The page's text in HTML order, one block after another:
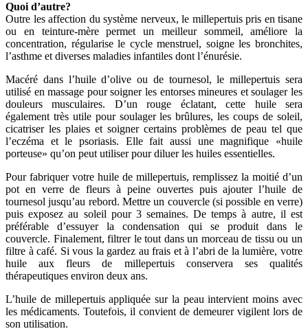
Quoi d’autre?
Outre les affection du système nerveux, le millepertuis pris en tisane
ou en teinture-mère permet un meilleur sommeil, améliore la
concentration, régularise le cycle menstruel, soigne les bronchites,
l’asthme et diverses maladies infantiles dont l’énurésie.
Macéré dans l’huile d’olive ou de tournesol, le millepertuis sera
utilisé en massage pour soigner les entorses mineures et soulager les
douleurs musculaires. D’un rouge éclatant, cette huile sera
également très utile pour soulager les brûlures, les coups de soleil,
cicatriser les plaies et soigner certains problèmes de peau tel que
l’eczéma et le psoriasis. Elle fait aussi une magnifique «huile
porteuse» qu’on peut utiliser pour diluer les huiles essentielles.
Pour fabriquer votre huile de millepertuis, remplissez la moitié d’un
pot en verre de fleurs à peine ouvertes puis ajouter l’huile de
tournesol jusqu’au rebord. Mettre un couvercle (si possible en verre)
puis exposez au soleil pour 3 semaines. De temps à autre, il est
préférable d’essuyer la condensation qui se produit dans le
couvercle. Finalement, filtrer le tout dans un morceau de tissu ou un
filtre à café. Si vous la gardez au frais et à l’abri de la lumière, votre
huile aux fleurs de millepertuis conservera ses qualités
thérapeutiques environ deux ans.
L’huile de millepertuis appliquée sur la peau intervient moins avec
les médicaments. Toutefois, il convient de demeurer vigilent lors de
son utilisation.